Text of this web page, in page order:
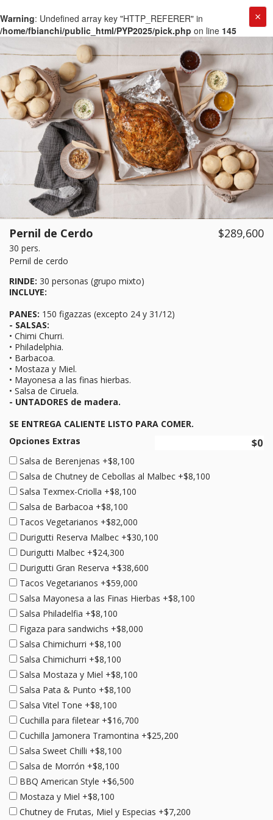
Warning: Undefined array key "HTTP_REFERER" in
/home/fbianchi/public_html/PYP2025/pick.php on line 145
×
Pernil de Cerdo $289,600
30 pers.
Pernil de cerdo
RINDE: 30 personas (grupo mixto)
INCLUYE:
PANES: 150 figazzas (excepto 24 y 31/12)
- SALSAS:
• Chimi Churri.
• Philadelphia.
• Barbacoa.
• Mostaza y Miel.
• Mayonesa a las finas hierbas.
• Salsa de Ciruela.
- UNTADORES de madera.
SE ENTREGA CALIENTE LISTO PARA COMER.
Opciones Extras
Salsa de Berenjenas +$8,100
Salsa de Chutney de Cebollas al Malbec +$8,100
Salsa Texmex-Criolla +$8,100
Salsa de Barbacoa +$8,100
Tacos Vegetarianos +$82,000
Durigutti Reserva Malbec +$30,100
Durigutti Malbec +$24,300
Durigutti Gran Reserva +$38,600
Tacos Vegetarianos +$59,000
Salsa Mayonesa a las Finas Hierbas +$8,100
Salsa Philadelfia +$8,100
Figaza para sandwichs +$8,000
Salsa Chimichurri +$8,100
Salsa Chimichurri +$8,100
Salsa Mostaza y Miel +$8,100
Salsa Pata & Punto +$8,100
Salsa Vitel Tone +$8,100
Cuchilla para filetear +$16,700
Cuchilla Jamonera Tramontina +$25,200
Salsa Sweet Chilli +$8,100
Salsa de Morrón +$8,100
BBQ American Style +$6,500
Mostaza y Miel +$8,100
Chutney de Frutas, Miel y Especias +$7,200